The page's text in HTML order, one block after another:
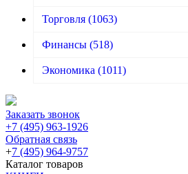
Торговля (1063)
Финансы (518)
Экономика (1011)
Заказать звонок
+7 (495) 963-1926
Обратная связь
+7 (495) 964-9757
Каталог товаров